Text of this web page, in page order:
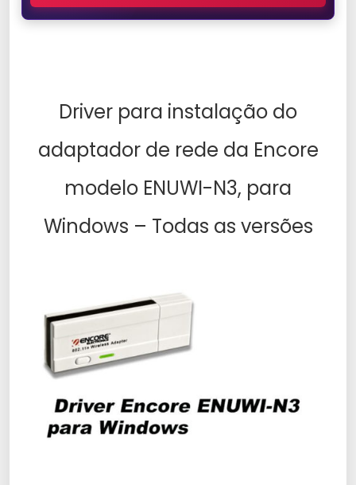
Driver para instalação do
adaptador de rede da Encore
modelo ENUWI-N3, para
Windows – Todas as versões